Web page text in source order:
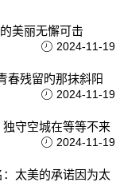
美丽无懈可击
2024-11-19
春残留旳那抹斜阳
2024-11-19
守空城在等等不来
2024-11-19
太美的承诺因为太